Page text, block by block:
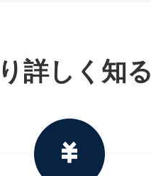
詳しく知る